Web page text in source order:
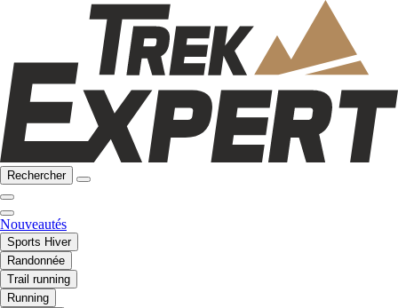
Rechercher
Nouveautés
Sports Hiver
Randonnée
Trail running
Running